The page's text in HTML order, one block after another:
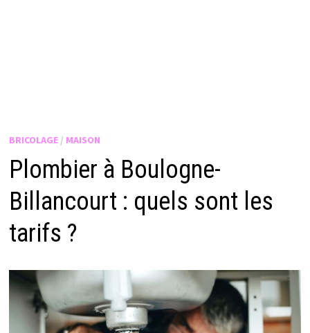
BRICOLAGE/ MAISON
Plombier à Boulogne-
Billancourt : quels sont les
tarifs ?